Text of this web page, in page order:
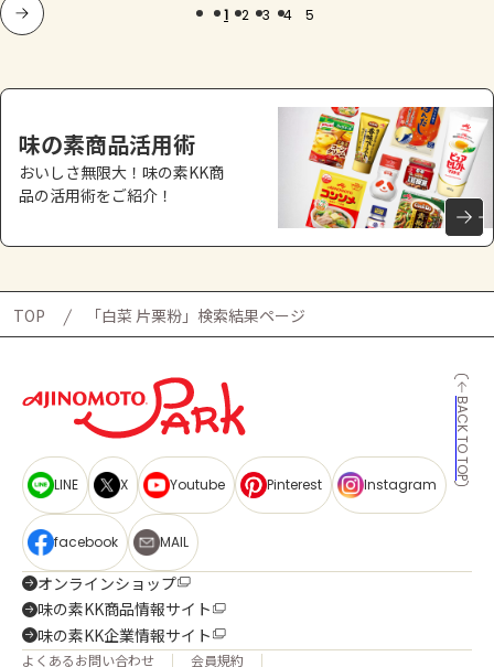
1 2 3 4 5
味の素商品活用術
おいしさ無限大！味の素KK商
品の活用術をご紹介！
TOP 「白菜 片栗粉」検索結果ページ
BACK TO TOP
LINE X Youtube Pinterest Instagram
facebook MAIL
オンラインショップ
味の素KK商品情報サイト
味の素KK企業情報サイト
よくあるお問い合わせ 会員規約